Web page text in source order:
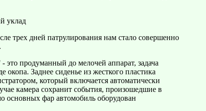
уклад
трех дней патрулирования нам стало совершенно
продуманный до мелочей аппарат, задача
Заднее сиденье из жесткого пластика
который включается автоматически
камера сохранит события, произошедшие в
фар автомобиль оборудован